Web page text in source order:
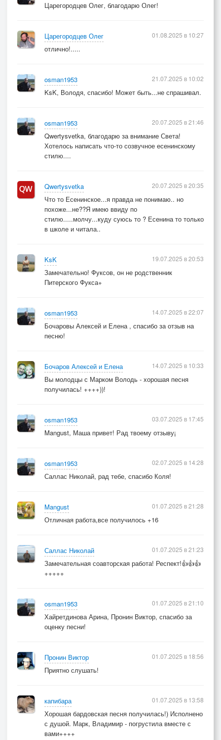
Царегородцев Олег, благодарю Олег!
Царегородцев Олег
отлично!.....
01.08.2025 в 10:27
osman1953
KsK, Володя, спасибо! Может быть...не спрашивал.
21.07.2025 в 10:02
osman1953
Qwertysvetka, благодарю за внимание Света!
Хотелось написать что-то созвучное есенинскому
стилю....
20.07.2025 в 21:46
Qwertysvetka
Что то Есенинское...я правда не понимаю.. но
похоже...не??Я имею ввиду по
стилю.....молчу...куду суюсь то ? Есенина то только
в школе и читала..
20.07.2025 в 20:35
KsK
Замечательно! Фуксов, он не родственник
Питерского Фукса+
19.07.2025 в 20:53
osman1953
Бочаровы Алексей и Елена , спасибо за отзыв на
песню!
14.07.2025 в 22:07
Бочаров Алексей и Елена
Вы молодцы с Марком Володь - хорошая песня
получилась! ++++))!
14.07.2025 в 10:33
osman1953
Mangust, Маша привет! Рад твоему отзыву¡
03.07.2025 в 17:45
osman1953
Саллас Николай, рад тебе, спасибо Коля!
02.07.2025 в 14:28
Mangust
Отличная работа,все получилось +16
01.07.2025 в 21:28
Саллас Николай
Замечательная соавторская работа! Респект!👍👍👍
+++++
01.07.2025 в 21:23
osman1953
Хайретдинова Арина, Пронин Виктор, спасибо за
оценку песни!
01.07.2025 в 21:10
Пронин Виктор
Приятно слушать!
01.07.2025 в 18:56
капибара
Хорошая бардовская песня получилась!) Исполнено
с душой. Марк, Владимир - погрустила вместе с
вами++++
01.07.2025 в 13:58